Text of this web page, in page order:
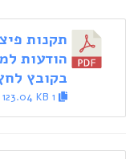
תקנות
הודעות
בקובץ
KB